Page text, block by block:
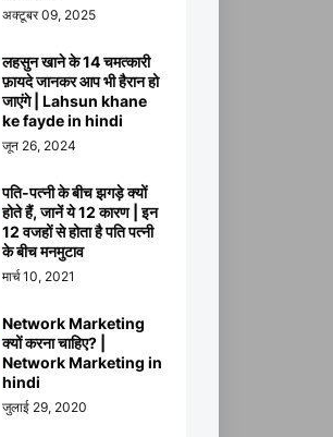
अक्टूबर 09, 2025
लहसुन खाने के 14 चमत्कारी
फ़ायदे जानकर आप भी हैरान हो
जाएंगे | Lahsun khane
ke fayde in hindi
जून 26, 2024
पति-पत्नी के बीच झगड़े क्यों
होते हैं, जानें ये 12 कारण | इन
12 वजहों से होता है पति पत्नी
के बीच मनमुटाव
मार्च 10, 2021
Network Marketing
क्यों करना चाहिए? |
Network Marketing in
hindi
जुलाई 29, 2020